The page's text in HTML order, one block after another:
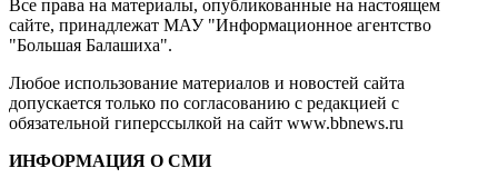
Все права на материалы, опубликованные на настоящем
сайте, принадлежат МАУ "Информационное агентство
"Большая Балашиха".
Любое использование материалов и новостей сайта
допускается только по согласованию с редакцией с
обязательной гиперссылкой на сайт www.bbnews.ru
ИНФОРМАЦИЯ О СМИ